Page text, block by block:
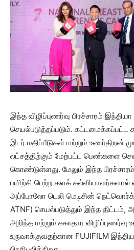
இந்த விழிப்புணர்வு பிரச்சாரம்
செயல்படுத்தப்படும். கட்டமைக்கப்பட்ட
இடர் மதிப்பீடுகள் மற்றும் உணர்திறன்
லட்சத்திற்கும் மேற்பட்ட பெண்களை
கொண்டுள்ளது. மேலும் இந்த
பயிற்சி பெற்ற களக் கல்வியாளர்களால்
அப்போலோ டெலி மெடிசின்
ATNF) செயல்படுத்தும் இந்த
அறிந்த மற்றும் சுகாதார
உருவாக்குவதற்கான FUJIFILM